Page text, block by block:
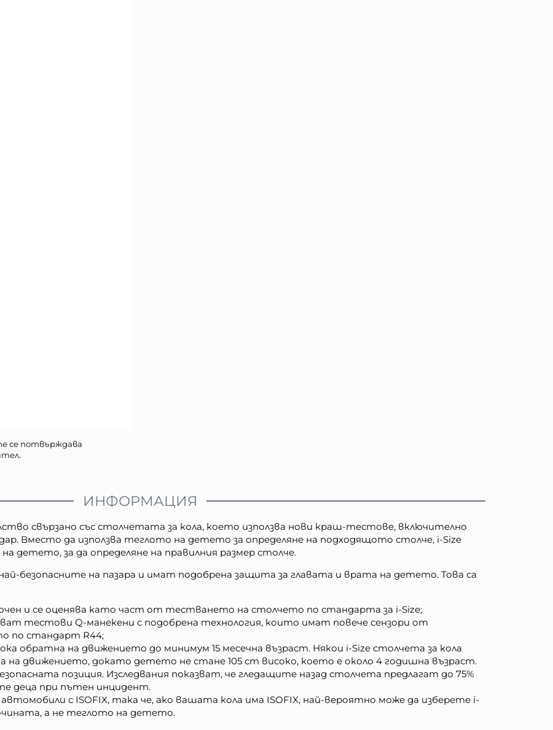
се потвърждава
ИНФОРМАЦИЯ
свързано със столчетата за кола, което използва нови краш-тестове, включително
Вместо да използва теглото на детето за определяне на подходящото столче, i-Size
детето, за да определяне на правилния размер столче.
безопасните на пазара и имат подобрена защита за главата и врата на детето. Това са
и се оценява като част от тестването на столчето по стандарта за i-Size;
тестови Q-манекени с подобрена технология, които имат повече сензори от
по стандарт R44;
обратна на движението до минимум 15 месечна възраст. Някои i-Size столчета за кола
на движението, докато детето не стане 105 cm високо, което е около 4 годишна възраст.
позиция. Изследвания показват, че гледащите назад столчета предлагат до 75%
деца при пътен инцидент.
с ISOFIX, така че, ако вашата кола има ISOFIX, най-вероятно може да изберете i-
а не теглото на детето.